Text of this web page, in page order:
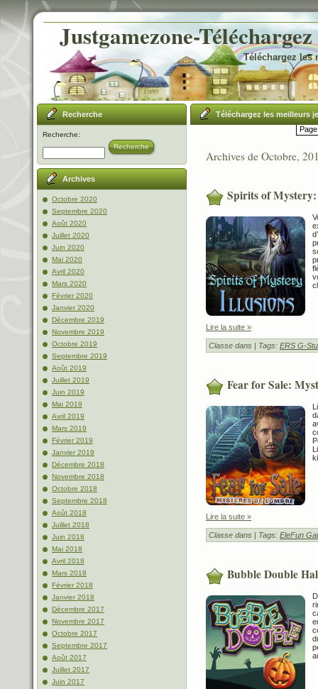
Justgamezone-
Téléchargez les
Recherche
Recherche:
Recherche
Archives
Octobre 2020
Septembre 2020
Août 2020
Juillet 2020
Juin 2020
Mai 2020
Avril 2020
Mars 2020
Février 2020
Janvier 2020
Décembre 2019
Novembre 2019
Octobre 2019
Septembre 2019
Août 2019
Juillet 2019
Juin 2019
Mai 2019
Avril 2019
Mars 2019
Février 2019
Janvier 2019
Décembre 2018
Novembre 2018
Octobre 2018
Septembre 2018
Août 2018
Juillet 2018
Juin 2018
Mai 2018
Avril 2018
Mars 2018
Février 2018
Janvier 2018
Décembre 2017
Novembre 2017
Octobre 2017
Septembre 2017
Août 2017
Juillet 2017
Juin 2017
Téléchargez les meilleurs
Archives de Octobre,
Spirits of
Lire la suite »
Classe dans | Tags: ERS G-
Fear for Sale:
Lire la suite »
Classe dans | Tags: EleFun
Bubble Double